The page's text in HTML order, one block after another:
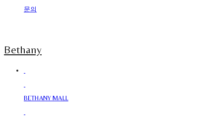
문의
Bethany
BETHANY MALL